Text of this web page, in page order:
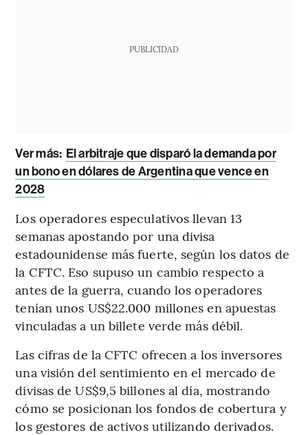
PUBLICIDAD
Ver más: El arbitraje que disparó la demanda por
un bono en dólares de Argentina que vence en
2028
Los operadores especulativos llevan 13
semanas apostando por una divisa
estadounidense más fuerte, según los datos de
la CFTC. Eso supuso un cambio respecto a
antes de la guerra, cuando los operadores
tenían unos US$22.000 millones en apuestas
vinculadas a un billete verde más débil.
Las cifras de la CFTC ofrecen a los inversores
una visión del sentimiento en el mercado de
divisas de US$9,5 billones al día, mostrando
cómo se posicionan los fondos de cobertura y
los gestores de activos utilizando derivados.